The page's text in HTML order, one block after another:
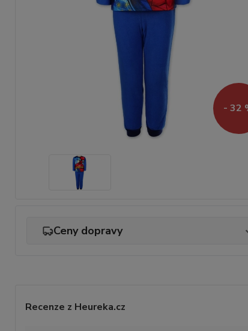
- 32
Ceny dopravy
Recenze z Heureka.cz